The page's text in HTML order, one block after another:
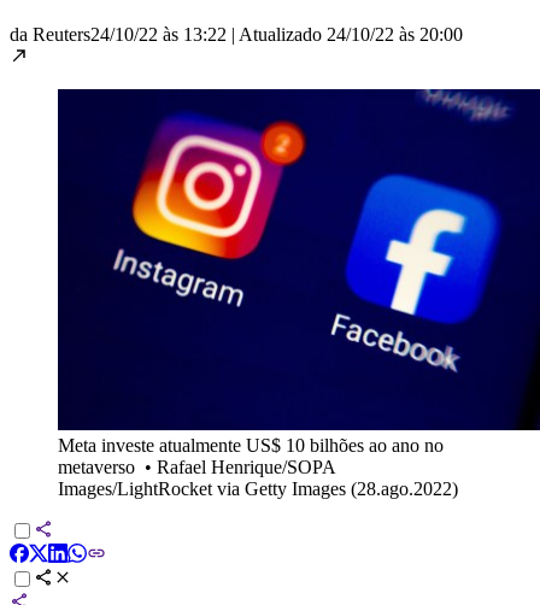
da Reuters24/10/22 às 13:22 | Atualizado 24/10/22 às 20:00
Meta investe atualmente US$ 10 bilhões ao ano no
metaverso • Rafael Henrique/SOPA
Images/LightRocket via Getty Images (28.ago.2022)